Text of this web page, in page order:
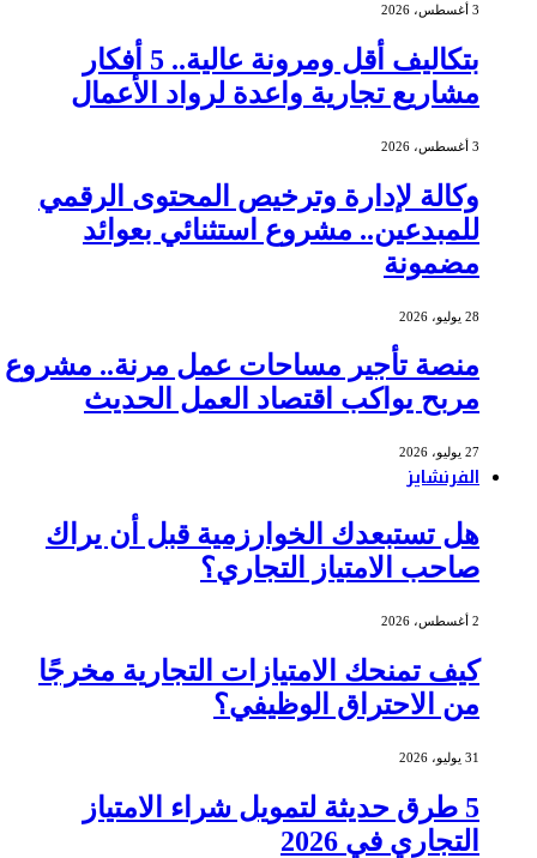
3 أغسطس، 2026
بتكاليف أقل ومرونة عالية.. 5 أفكار
مشاريع تجارية واعدة لرواد الأعمال
3 أغسطس، 2026
وكالة لإدارة وترخيص المحتوى الرقمي
للمبدعين.. مشروع استثنائي بعوائد
مضمونة
28 يوليو، 2026
منصة تأجير مساحات عمل مرنة.. مشروع
مربح يواكب اقتصاد العمل الحديث
27 يوليو، 2026
الفرنشايز
هل تستبعدك الخوارزمية قبل أن يراك
صاحب الامتياز التجاري؟
2 أغسطس، 2026
كيف تمنحك الامتيازات التجارية مخرجًا
من الاحتراق الوظيفي؟
31 يوليو، 2026
5 طرق حديثة لتمويل شراء الامتياز
التجاري في 2026